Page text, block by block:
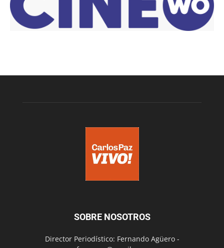
SOBRE NOSOTROS
Director Periodístico: Fernando Agüero -